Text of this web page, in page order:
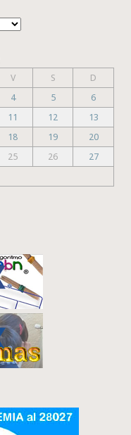
V S
D
4 5
6
11 12
13
18 19
20
25 26
27